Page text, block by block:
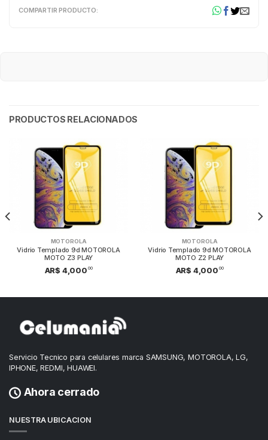
COMPARTIR PRODUCTO:
PRODUCTOS RELACIONADOS
MOTOROLA
Vidrio Templado 9d MOTOROLA
MOTO Z3 PLAY
AR$ 4,000 00
MOTOROLA
Vidrio Templado 9d MOTOROLA
MOTO Z2 PLAY
AR$ 4,000 00
Servicio Tecnico para celulares marca SAMSUNG, MOTOROLA, LG,
IPHONE, REDMI, HUAWEI.
Ahora cerrado
NUESTRA UBICACION